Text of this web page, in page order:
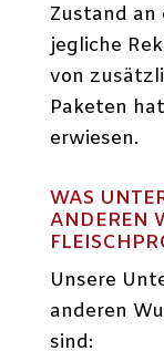
Zustand an
jegliche
von
Paketen
erwiesen.
WAS
ANDEREN
Unsere
anderen
sind: